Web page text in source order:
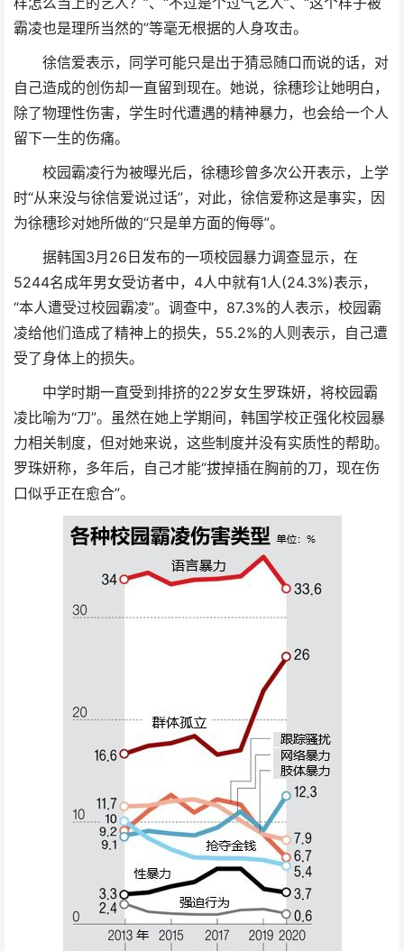
霸凌也是理所当然的”等毫无根据的人身攻击。
徐信爱表示，同学可能只是出于猜忌随口而说的话，对
自己造成的创伤却一直留到现在。她说，徐穗珍让她明白，
除了物理性伤害，学生时代遭遇的精神暴力，也会给一个人
留下一生的伤痛。
校园霸凌行为被曝光后，徐穗珍曾多次公开表示，上学
时“从来没与徐信爱说过话”，对此，徐信爱称这是事实，因
为徐穗珍对她所做的“只是单方面的侮辱”。
据韩国3月26日发布的一项校园暴力调查显示，在
5244名成年男女受访者中，4人中就有1人(24.3%)表示，
“本人遭受过校园霸凌”。调查中，87.3%的人表示，校园霸
凌给他们造成了精神上的损失，55.2%的人则表示，自己遭
受了身体上的损失。
中学时期一直受到排挤的22岁女生罗珠妍，将校园霸
凌比喻为“刀”。虽然在她上学期间，韩国学校正强化校园暴
力相关制度，但对她来说，这些制度并没有实质性的帮助。
罗珠妍称，多年后，自己才能“拔掉插在胸前的刀，现在伤
口似乎正在愈合”。